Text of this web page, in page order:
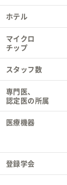
ホテル
マイクロ
チップ
スタッフ数
専門医、
認定医の所属
医療機器
登録学会